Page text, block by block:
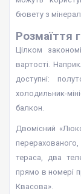
бювету з
Розмаїття
Цілком
вартості.
доступні:
холодильник-
балкон.
Двомісний
тераса, два
прямо в номері
Квасова».